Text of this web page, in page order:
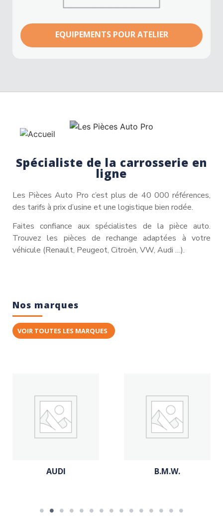
EQUIPEMENTS POUR ATELIER
Spécialiste de la carrosserie en
ligne
Les Pièces Auto Pro c’est plus de 40 000 références,
des tarifs à prix d’usine et une logistique bien rodée.
Faites confiance aux spécialistes de la pièce auto.
Trouvez les pièces de rechange adaptées à votre
véhicule (Renault, Peugeot, Citroën, VW, Audi …).
Nos marques
VOIR TOUTES LES MARQUES
AUDI B.M.W.